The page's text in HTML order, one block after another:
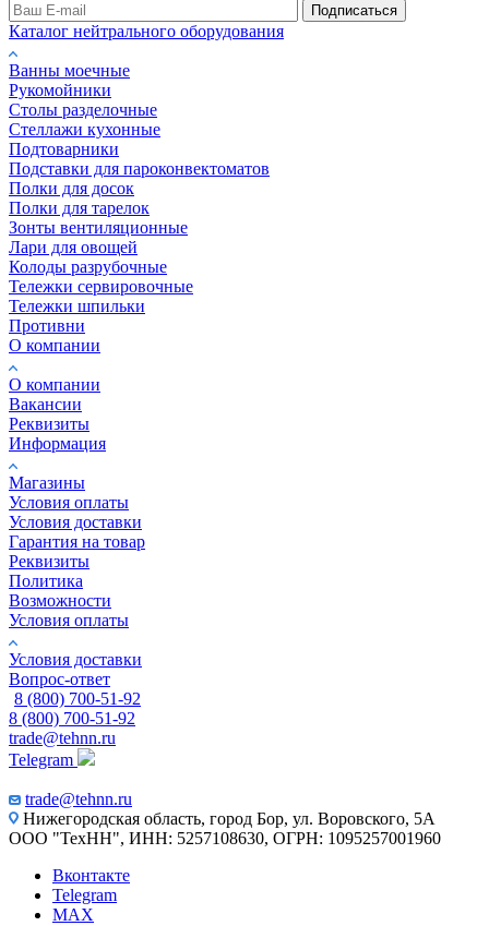
Подписаться
Каталог нейтрального оборудования
Ванны моечные
Рукомойники
Столы разделочные
Стеллажи кухонные
Подтоварники
Подставки для пароконвектоматов
Полки для досок
Полки для тарелок
Зонты вентиляционные
Лари для овощей
Колоды разрубочные
Тележки сервировочные
Тележки шпильки
Противни
О компании
О компании
Вакансии
Реквизиты
Информация
Магазины
Условия оплаты
Условия доставки
Гарантия на товар
Реквизиты
Политика
Возможности
Условия оплаты
Условия доставки
Вопрос-ответ
8 (800) 700-51-92
8 (800) 700-51-92
trade@tehnn.ru
Telegram
trade@tehnn.ru
Нижегородская область, город Бор, ул. Воровского, 5А
ООО "ТехНН", ИНН: 5257108630, ОГРН: 1095257001960
Вконтакте
Telegram
MAX